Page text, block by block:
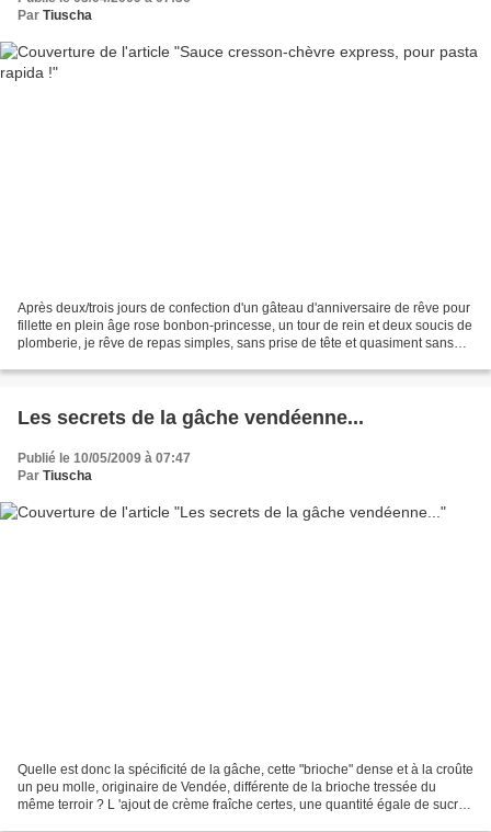
Par Tiuscha
Après deux/trois jours de confection d'un gâteau d'anniversaire de rêve pour
fillette en plein âge rose bonbon-princesse, un tour de rein et deux soucis de
plomberie, je rêve de repas simples, sans prise de tête et quasiment sans
Les secrets de la gâche vendéenne...
Publié le 10/05/2009 à 07:47
Par Tiuscha
Quelle est donc la spécificité de la gâche, cette "brioche" dense et à la croûte
un peu molle, originaire de Vendée, différente de la brioche tressée du
même terroir ? L 'ajout de crème fraîche certes, une quantité égale de sucre